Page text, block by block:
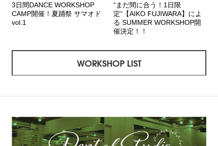
3日間DANCE WORKSHOP
CAMP開催！夏踊祭 サマオド
vol.1
“まだ間に合う！1日限
定”【AIKO FUJIWARA】によ
る SUMMER WORKSHOP開
催決定！！
WORKSHOP LIST